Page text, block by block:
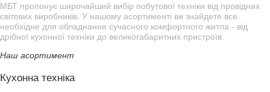
МБТ пропонує широчайший вибір побутової техніки від провідних
світових виробників. У нашому асортименті ви знайдете все
необхідне для обладнання сучасного комфортного житла - від
дрібної кухонної техніки до великогабаритних пристроїв.
Наш асортимент
Кухонна техніка